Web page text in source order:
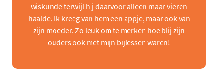
wiskunde terwijl hij daarvoor alleen maar vieren
haalde. Ik kreeg van hem een appje, maar ook van
zijn moeder. Zo leuk om te merken hoe blij zijn
ouders ook met mijn bijlessen waren!